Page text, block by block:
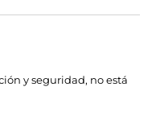
y seguridad, no está